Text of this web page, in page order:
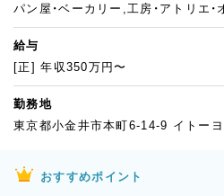
パン屋・ベーカリー,工房・アトリエ
給与
[正] 年収350万円〜
勤務地
東京都小金井市本町6-14-9 イトー
おすすめポイント